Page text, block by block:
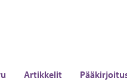
Artikkelit